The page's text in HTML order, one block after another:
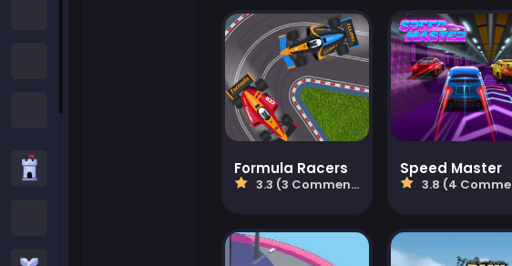
Formula Racers
3.3 (3 Commentaires)
Speed Master
3.8 (4 Commentaires)